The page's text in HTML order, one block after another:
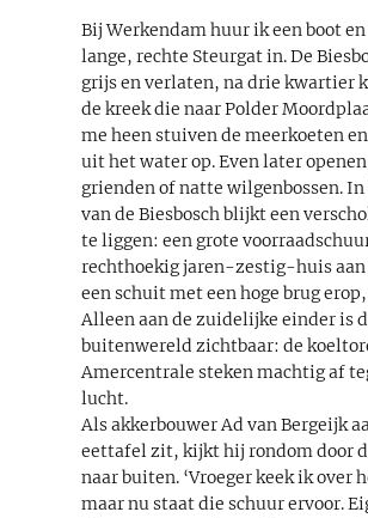
Bij Werkendam huur ik een boot
lange, rechte Steurgat in. De
grijs en verlaten, na drie kwartier
de kreek die naar Polder
me heen stuiven de meerkoeten
uit het water op. Even later
grienden of natte wilgenbossen.
van de Biesbosch blijkt een
te liggen: een grote
rechthoekig jaren-zestig-huis aan
een schuit met een hoge brug
Alleen aan de zuidelijke einder is
buitenwereld zichtbaar: de
Amercentrale steken machtig af
lucht.
Als akkerbouwer Ad van Bergeijk
eettafel zit, kijkt hij rondom door
naar buiten. ‘Vroeger keek ik over
maar nu staat die schuur ervoor.